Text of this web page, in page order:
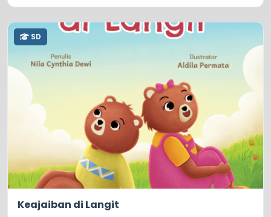
SD
Keajaiban di Langit